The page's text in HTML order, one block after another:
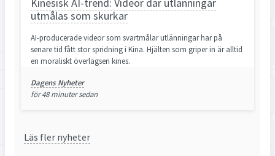
utmålas som skurkar
AI-producerade videor som svartmålar utlänningar har på
senare tid fått stor spridning i Kina. Hjälten som griper in är alltid
en moraliskt överlägsen kines.
Dagens Nyheter
för 48 minuter sedan
Läs fler nyheter